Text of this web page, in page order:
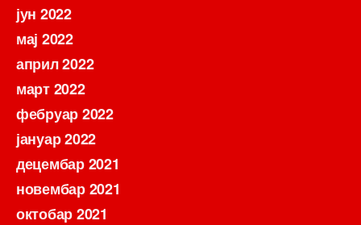
јун 2022
мај 2022
април 2022
март 2022
фебруар 2022
јануар 2022
децембар 2021
новембар 2021
октобар 2021